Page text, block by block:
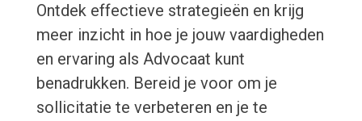
Ontdek effectieve strategieën en krijg
meer inzicht in hoe je jouw vaardigheden
en ervaring als Advocaat kunt
benadrukken. Bereid je voor om je
sollicitatie te verbeteren en je te